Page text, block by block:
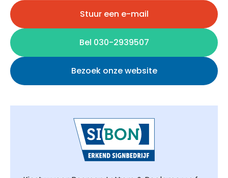
Stuur een e-mail
Bel 030-2939507
Bezoek onze website